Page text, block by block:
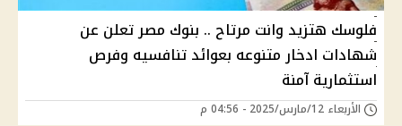
فلوسك هتزيد وانت مرتاح .. بنوك مصر تعلن عن
شهادات ادخار متنوعه بعوائد تنافسيه وفرص
استثمارية آمنة
الأربعاء 12/مارس/2025 - 04:56 م